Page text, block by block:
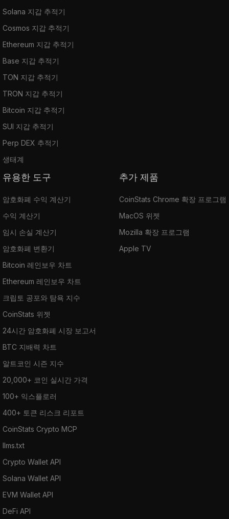
Solana 지갑 추적기
Cosmos 지갑 추적기
Ethereum 지갑 추적기
Base 지갑 추적기
TON 지갑 추적기
TRON 지갑 추적기
Bitcoin 지갑 추적기
SUI 지갑 추적기
Perp DEX 추적기
생태계
유용한 도구
암호화폐 수익 계산기
수익 계산기
임시 손실 계산기
암호화폐 변환기
Bitcoin 레인보우 차트
Ethereum 레인보우 차트
크립토 공포와 탐욕 지수
CoinStats 위젯
24시간 암호화폐 시장 보고서
BTC 지배력 차트
알트코인 시즌 지수
20,000+ 코인 실시간 가격
100+ 익스플로러
400+ 토큰 리스크 리포트
CoinStats Crypto MCP
llms.txt
Crypto Wallet API
Solana Wallet API
EVM Wallet API
DeFi API
추가 제품
CoinStats Chrome 확장 프로그램
MacOS 위젯
Mozilla 확장 프로그램
Apple TV